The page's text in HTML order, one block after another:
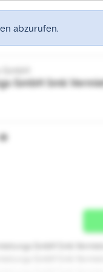
abzurufen.
GmbHSmk
GmbH Smk